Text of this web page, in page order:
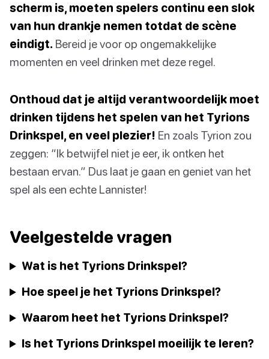
scherm is, moeten spelers continu een slok
van hun drankje nemen totdat de scène
eindigt. Bereid je voor op ongemakkelijke
momenten en veel drinken met deze regel.
Onthoud dat je altijd verantwoordelijk moet
drinken tijdens het spelen van het Tyrions
Drinkspel, en veel plezier! En zoals Tyrion zou
zeggen: “Ik betwijfel niet je eer, ik ontken het
bestaan ervan.” Dus laat je gaan en geniet van het
spel als een echte Lannister!
Veelgestelde vragen
Wat is het Tyrions Drinkspel?
Hoe speel je het Tyrions Drinkspel?
Waarom heet het Tyrions Drinkspel?
Is het Tyrions Drinkspel moeilijk te leren?